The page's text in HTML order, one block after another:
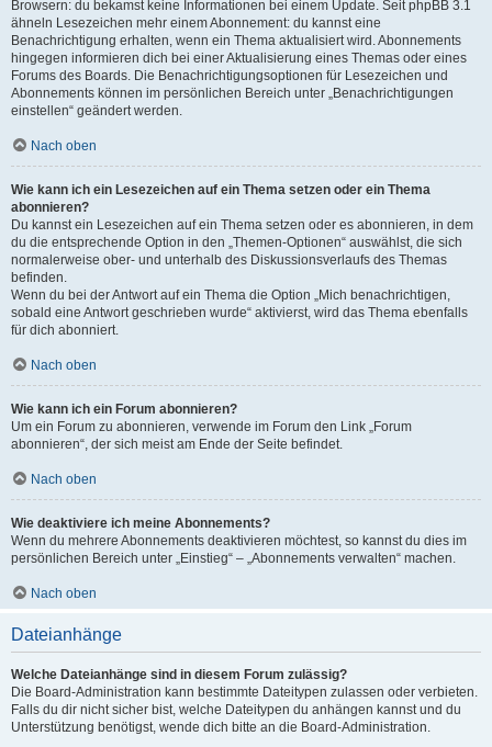
Browsern: du bekamst keine Informationen bei einem Update. Seit phpBB 3.1
ähneln Lesezeichen mehr einem Abonnement: du kannst eine
Benachrichtigung erhalten, wenn ein Thema aktualisiert wird. Abonnements
hingegen informieren dich bei einer Aktualisierung eines Themas oder eines
Forums des Boards. Die Benachrichtigungsoptionen für Lesezeichen und
Abonnements können im persönlichen Bereich unter „Benachrichtigungen
einstellen“ geändert werden.
Nach oben
Wie kann ich ein Lesezeichen auf ein Thema setzen oder ein Thema
abonnieren?
Du kannst ein Lesezeichen auf ein Thema setzen oder es abonnieren, in dem
du die entsprechende Option in den „Themen-Optionen“ auswählst, die sich
normalerweise ober- und unterhalb des Diskussionsverlaufs des Themas
befinden.
Wenn du bei der Antwort auf ein Thema die Option „Mich benachrichtigen,
sobald eine Antwort geschrieben wurde“ aktivierst, wird das Thema ebenfalls
für dich abonniert.
Nach oben
Wie kann ich ein Forum abonnieren?
Um ein Forum zu abonnieren, verwende im Forum den Link „Forum
abonnieren“, der sich meist am Ende der Seite befindet.
Nach oben
Wie deaktiviere ich meine Abonnements?
Wenn du mehrere Abonnements deaktivieren möchtest, so kannst du dies im
persönlichen Bereich unter „Einstieg“ – „Abonnements verwalten“ machen.
Nach oben
Dateianhänge
Welche Dateianhänge sind in diesem Forum zulässig?
Die Board-Administration kann bestimmte Dateitypen zulassen oder verbieten.
Falls du dir nicht sicher bist, welche Dateitypen du anhängen kannst und du
Unterstützung benötigst, wende dich bitte an die Board-Administration.